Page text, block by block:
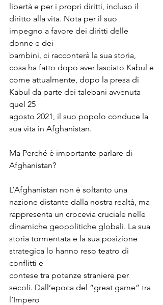
libertà e per i propri diritti, incluso il
diritto alla vita. Nota per il suo
impegno a favore dei diritti delle
donne e dei
bambini, ci racconterà la sua storia,
cosa ha fatto dopo aver lasciato Kabul e
come attualmente, dopo la presa di
Kabul da parte dei talebani avvenuta
quel 25
agosto 2021, il suo popolo conduce la
sua vita in Afghanistan.
Ma Perché è importante parlare di
Afghanistan?
L’Afghanistan non è soltanto una
nazione distante dalla nostra realtà, ma
rappresenta un crocevia cruciale nelle
dinamiche geopolitiche globali. La sua
storia tormentata e la sua posizione
strategica lo hanno reso teatro di
conflitti e
contese tra potenze straniere per
secoli. Dall’epoca del “great game” tra
l’Impero